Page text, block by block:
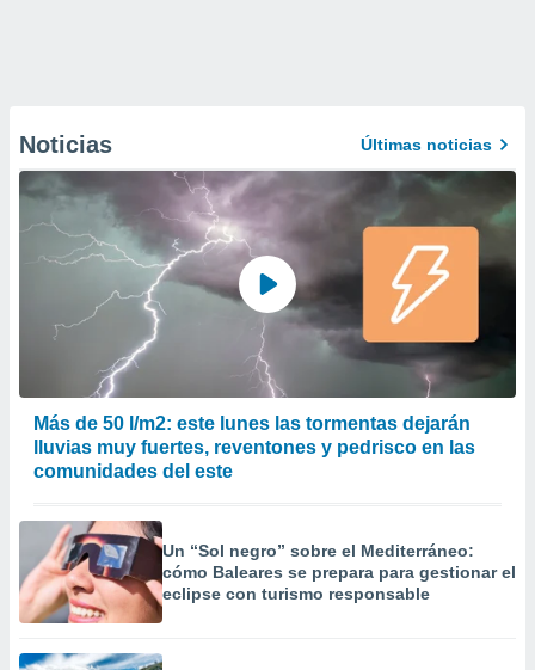
Noticias Últimas noticias
Más de 50 l/m2: este lunes las tormentas dejarán
lluvias muy fuertes, reventones y pedrisco en las
comunidades del este
Un “Sol negro” sobre el Mediterráneo:
cómo Baleares se prepara para gestionar el
eclipse con turismo responsable